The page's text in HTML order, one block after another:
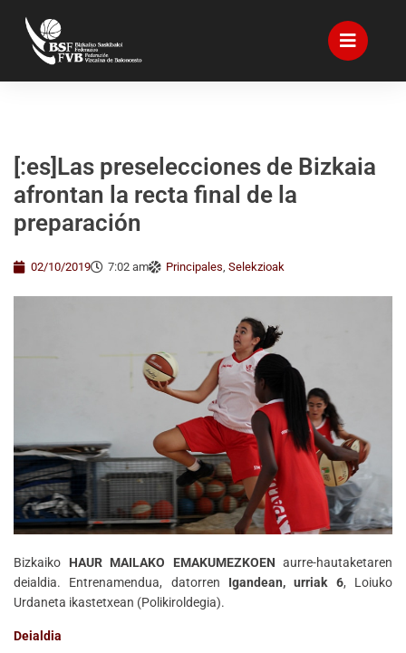
[:es]Las preselecciones de Bizkaia
afrontan la recta final de la
preparación
02/10/2019 7:02 am Principales, Selekzioak
Bizkaiko HAUR MAILAKO EMAKUMEZKOEN aurre-hautaketaren
deialdia. Entrenamendua, datorren Igandean, urriak 6, Loiuko
Urdaneta ikastetxean (Polikiroldegia).
Deialdia